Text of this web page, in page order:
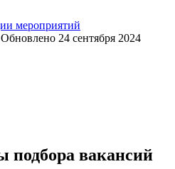
мероприятий
Обновлено 24 сентября 2024
вакансий